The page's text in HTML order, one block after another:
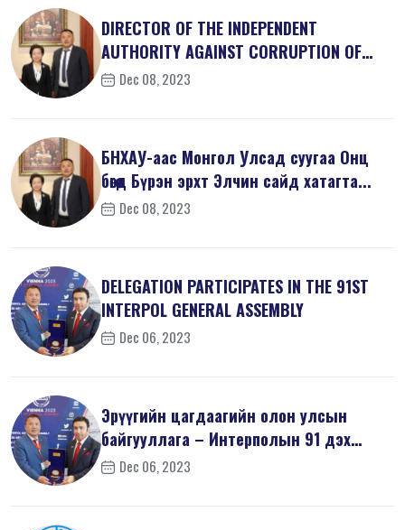
DIRECTOR OF THE INDEPENDENT
AUTHORITY AGAINST CORRUPTION OF
MONGOLIA M...
Dec 08, 2023
БНХАУ-аас Монгол Улсад суугаа Онц
бөгөөд Бүрэн эрхт Элчин сайд хатагта...
Dec 08, 2023
DELEGATION PARTICIPATES IN THE 91ST
INTERPOL GENERAL ASSEMBLY
Dec 06, 2023
Эрүүгийн цагдаагийн олон улсын
байгууллага – Интерполын 91 дэх
удаагий...
Dec 06, 2023